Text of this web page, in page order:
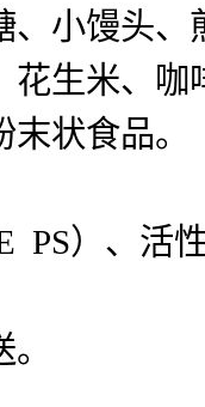
、小馒头
花生米、
状食品。
PS）、